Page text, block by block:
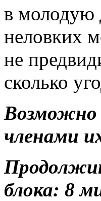
в молодую
неловких
не
сколько
Возможно
членами
блока: 8